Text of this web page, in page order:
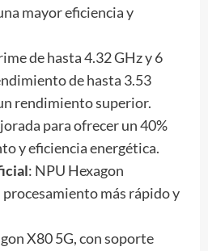
mayor eficiencia y
de hasta 4.32 GHz y 6
de hasta 3.53
rendimiento superior.
para ofrecer un 40%
y eficiencia energética.
: NPU Hexagon
más rápido y
X80 5G, con soporte